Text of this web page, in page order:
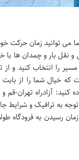
می توانید زمان حرکت
نقل بار و چمدان ها با
را انتخاب کنید و از
که خیال شما را از
آزادراه تهران-قم و
به ترافیک و شرایط
رسیدن به فرودگاه